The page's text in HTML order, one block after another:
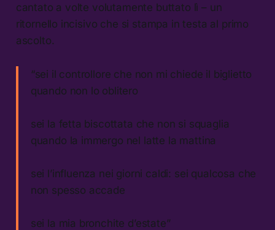
cantato a volte volutamente buttato lì – un
ritornello incisivo che si stampa in testa al primo
ascolto.
“sei il controllore che non mi chiede il biglietto
quando non lo oblitero
sei la fetta biscottata che non si squaglia
quando la immergo nel latte la mattina
sei l’influenza nei giorni caldi: sei qualcosa che
non spesso accade
sei la mia bronchite d’estate”